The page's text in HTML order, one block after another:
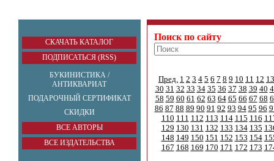
СКАЧАТЬ КАТАЛОГ
ПОДПИСАТЬСЯ (RSS)
БУКИНИСТИКА /
АНТИКВАРИАТ
ПОДАРОЧНЫЙ СЕРТИФИКАТ
СКИДКИ
ВСЕ АВТОРЫ
ВСЕ ИЗДАТЕЛЬСТВА
Поиск по сайту
Пред. 1 2 3 4 5 6 7 8 9 10 11 12 13
30 31 32 33 34 35 36 37 38 39 40
58 59 60 61 62 63 64 65 66 67 68
86 87 88 89 90 91 92 93 94 95 96
110 111 112 113 114 115 116
129 130 131 132 133 134 135
148 149 150 151 152 153 154
167 168 169 170 171 172 173